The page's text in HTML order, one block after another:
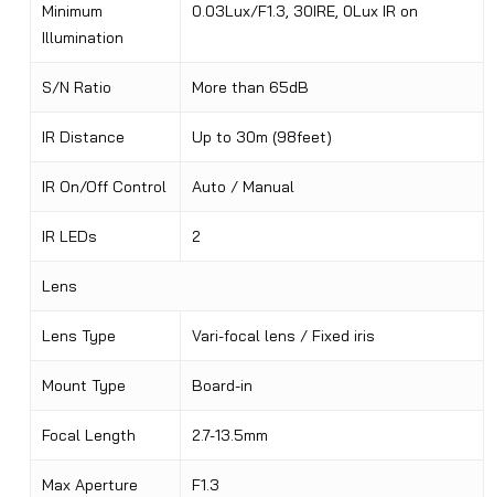
Minimum
Illumination
0.03Lux/F1.3, 30IRE, 0Lux IR on
S/N Ratio More than 65dB
IR Distance Up to 30m (98feet)
IR On/Off Control Auto / Manual
IR LEDs 2
Lens
Lens Type Vari-focal lens / Fixed iris
Mount Type Board-in
Focal Length 2.7-13.5mm
Max Aperture F1.3